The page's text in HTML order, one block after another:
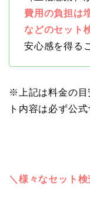
費用の負担は
などのセット
安心感を得る
※上記は料金の目
ト内容は必ず公
＼様々なセット